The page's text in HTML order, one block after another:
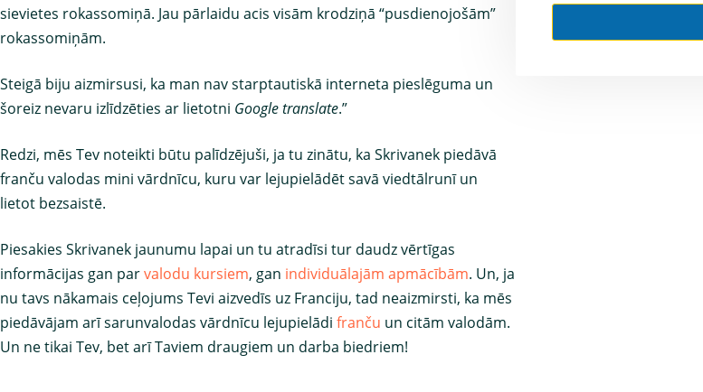
sievietes rokassomiņā. Jau pārlaidu acis visām krodziņā “pusdienojošām”
rokassomiņām.
Steigā biju aizmirsusi, ka man nav starptautiskā interneta pieslēguma un
šoreiz nevaru izlīdzēties ar lietotni Google translate.”
Redzi, mēs Tev noteikti būtu palīdzējuši, ja tu zinātu, ka Skrivanek piedāvā
franču valodas mini vārdnīcu, kuru var lejupielādēt savā viedtālrunī un
lietot bezsaistē.
Piesakies Skrivanek jaunumu lapai un tu atradīsi tur daudz vērtīgas
informācijas gan parvalodu kursiem, gan individuālajām apmācībām. Un, ja
nu tavs nākamais ceļojums Tevi aizvedīs uz Franciju, tad neaizmirsti, ka mēs
piedāvājam arī sarunvalodas vārdnīcu lejupielādi franču un citām valodām.
Un ne tikai Tev, bet arī Taviem draugiem un darba biedriem!